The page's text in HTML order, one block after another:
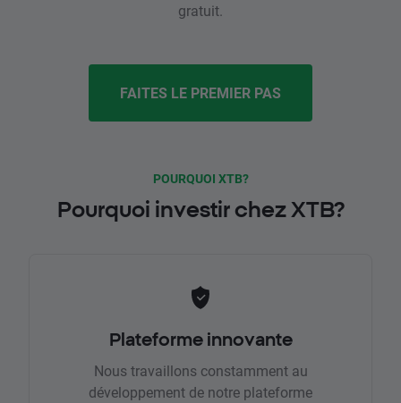
gratuit.
FAITES LE PREMIER PAS
POURQUOI XTB?
Pourquoi investir chez XTB?
Plateforme innovante
Nous travaillons constamment au
développement de notre plateforme